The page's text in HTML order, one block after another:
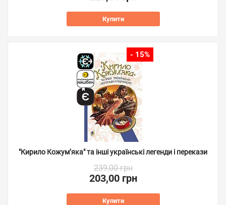
Купити
- 15%
"Кирило Кожум’яка" та інші українські легенди і перекази
239,00 грн
203,00 грн
Купити